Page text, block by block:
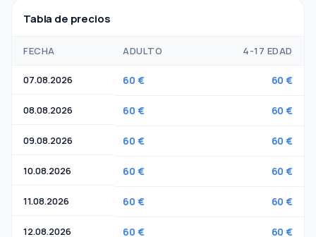
Tabla de precios
FECHA ADULTO 4-17 EDAD
07.08.2026 60 € 60 €
08.08.2026 60 € 60 €
09.08.2026 60 € 60 €
10.08.2026 60 € 60 €
11.08.2026 60 € 60 €
12.08.2026 60 € 60 €